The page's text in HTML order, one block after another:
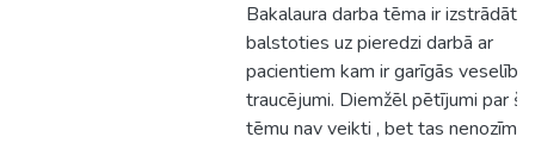
Bakalaura darba tēma ir izstrādāta
balstoties uz pieredzi darbā ar
pacientiem kam ir garīgās
traucējumi. Diemžēl pētījumi par šo
tēmu nav veikti , bet tas nenozīmē,